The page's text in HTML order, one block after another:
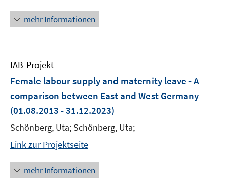
mehr Informationen
IAB-Projekt
Female labour supply and maternity leave - A
comparison between East and West Germany
(01.08.2013 - 31.12.2023)
Schönberg, Uta; Schönberg, Uta;
Link zur Projektseite
mehr Informationen